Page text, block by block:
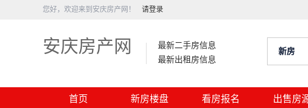
您好，欢迎来到安庆房产网！ 请登录
安庆房产网
最新二手房信息
最新出租房信息
新房
首页 新房楼盘 看房报名 出售房